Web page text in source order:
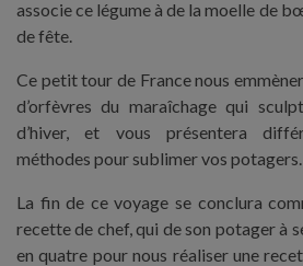
associe ce légume à de la moelle de
de fête.
Ce petit tour de France nous
d’orfèvres du maraîchage qui
d’hiver, et vous présentera
méthodes pour sublimer vos potagers.
La fin de ce voyage se conclura
recette de chef, qui de son potager à
en quatre pour nous réaliser une